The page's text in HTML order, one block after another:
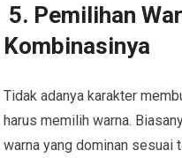
5. Pemilihan
Kombinasinya
Tidak adanya karakter
harus memilih warna.
warna yang dominan sesuai